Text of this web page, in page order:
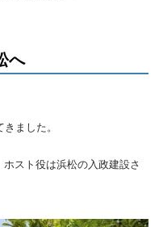
へ
ました。
スト役は浜松の入政建設さ